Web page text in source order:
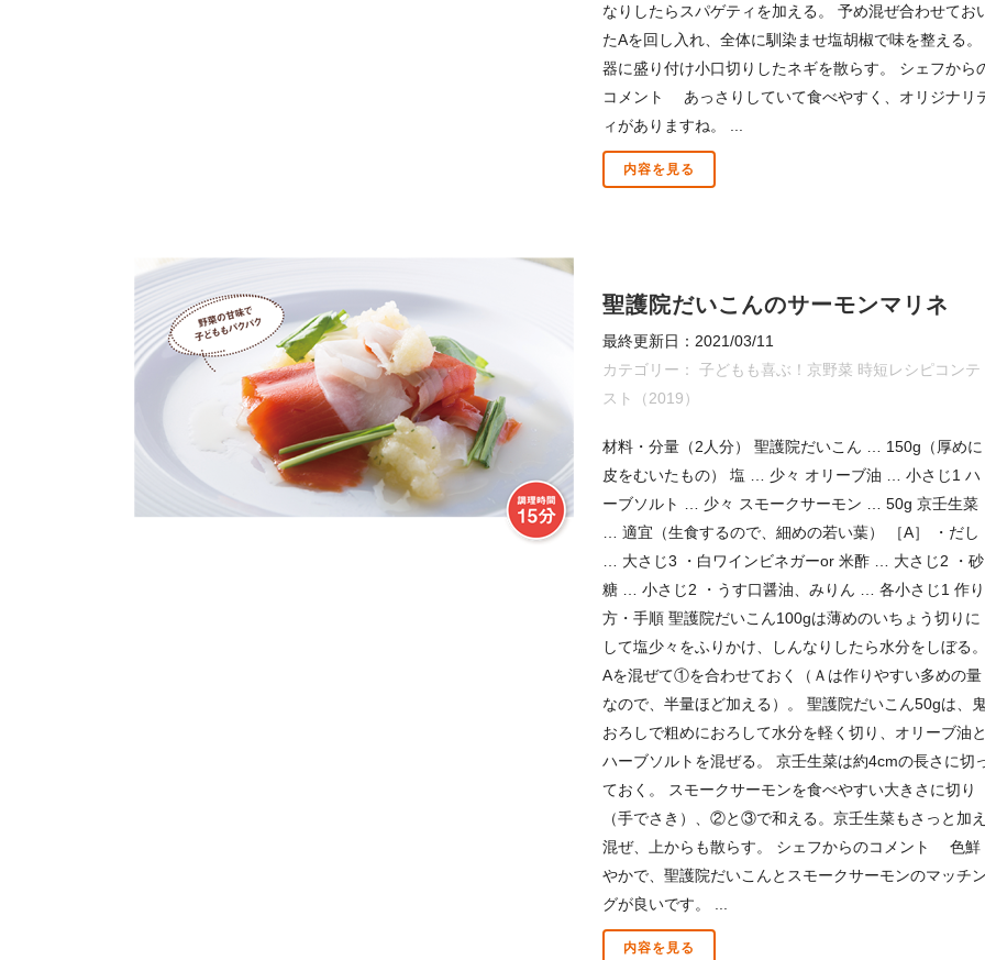
なりしたらスパゲティを加える。 予め混ぜ合わせてお
たAを回し入れ、全体に馴染ませ塩胡椒で味を整える。
器に盛り付け小口切りしたネギを散らす。 シェフから
コメント あっさりしていて食べやすく、オリジナリ
ィがありますね。 ...
内容を見る
聖護院だいこんのサーモンマリネ
最終更新日：2021/03/11
カテゴリー： 子どもも喜ぶ！京野菜 時短レシピコンテ
スト（2019）
材料・分量（2人分） 聖護院だいこん … 150g（厚めに
皮をむいたもの） 塩 … 少々 オリーブ油 … 小さじ1 ハ
ーブソルト … 少々 スモークサーモン … 50g 京壬生菜
… 適宜（生食するので、細めの若い葉） ［A］ ・だし
… 大さじ3 ・白ワインビネガーor 米酢 … 大さじ2 ・砂
糖 … 小さじ2 ・うす口醤油、みりん … 各小さじ1 作り
方・手順 聖護院だいこん100gは薄めのいちょう切りに
して塩少々をふりかけ、しんなりしたら水分をしぼる。
Aを混ぜて①を合わせておく（Ａは作りやすい多めの量
なので、半量ほど加える）。 聖護院だいこん50gは、
おろしで粗めにおろして水分を軽く切り、オリーブ油と
ハーブソルトを混ぜる。 京壬生菜は約4cmの長さに切
ておく。 スモークサーモンを食べやすい大きさに切り
（手でさき）、②と③で和える。京壬生菜もさっと加え
混ぜ、上からも散らす。 シェフからのコメント 色鮮
やかで、聖護院だいこんとスモークサーモンのマッチン
グが良いです。 ...
内容を見る